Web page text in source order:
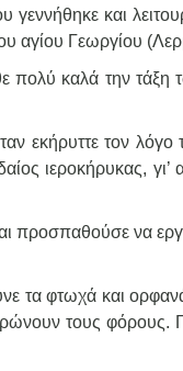
και
αγίου Γεωργίου
πολύ καλά την τάξη
εκήρυττε τον λόγο
ιεροκήρυκας,
προσπαθούσε να
τα φτωχά και
τους φόρους.